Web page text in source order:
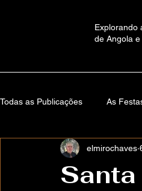
Explorando
de Angola
Todas as Publicações As
Educação e Cultura em Angola
elmirochaves